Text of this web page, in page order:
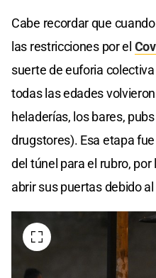
Cabe recordar que
las restricciones por el
suerte de euforia
todas las edades
heladerías, los bares,
drugstores). Esa etapa
del túnel para el rubro,
abrir sus puertas debido